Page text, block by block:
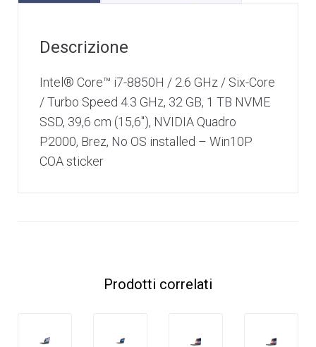
Descrizione
Intel® Core™ i7-8850H / 2.6 GHz / Six-Core
/ Turbo Speed 4.3 GHz, 32 GB, 1 TB NVME
SSD, 39,6 cm (15,6″), NVIDIA Quadro
P2000, Brez, No OS installed – Win10P
COA sticker
Prodotti correlati